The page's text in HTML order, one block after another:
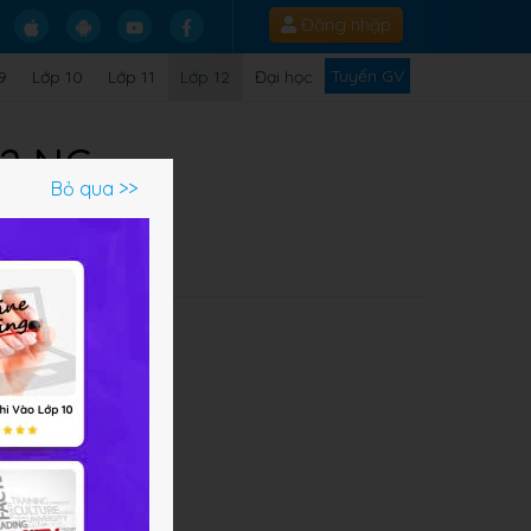
Đăng nhập
Lớp 10 Lớp 11 Lớp 12 Đại học Tuyển GV
NC
Bỏ qua >>